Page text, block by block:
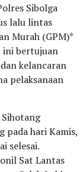
Sibolga
lalu lintas
Murah (GPM)*
ini bertujuan
kelancaran
pelaksanaan
pada hari Kamis,
selesai.
Sat Lantas